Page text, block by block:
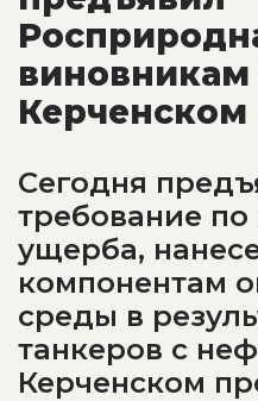
виновникам
Керченском
Сегодня
требование
ущерба,
компонентам
среды в
танкеров с
Керченском